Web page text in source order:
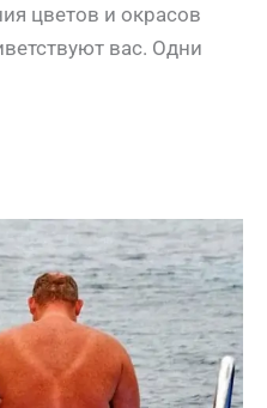
цветов и окрасов
вас. Одни